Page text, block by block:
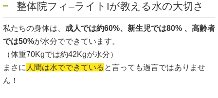
整体院フィ–ライトIが教える水の大切さ
私たちの身体は、 成人では約60%、新生児では80% 、高齢者
では50%が水分でできています。
（体重70Kgでは約42Kgが水分）
まさに 人間は水でできている と言っても過言ではありませ
ん！